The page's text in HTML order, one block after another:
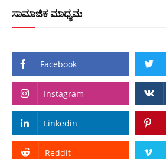
ಸಾಮಾಜಿಕ ಮಾಧ್ಯಮ
Facebook
Instagram
Linkedin
Reddit